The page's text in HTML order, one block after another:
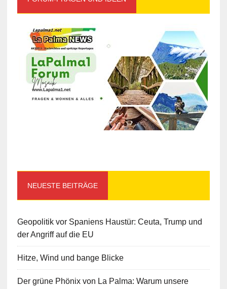
NEUESTE BEITRÄGE
Geopolitik vor Spaniens Haustür: Ceuta, Trump und
der Angriff auf die EU
Hitze, Wind und bange Blicke
Der grüne Phönix von La Palma: Warum unsere